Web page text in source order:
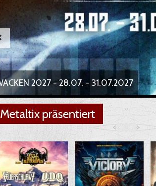
DAS LAUTESTE URLAUBSZIEL DER
Metaltix präsentiert